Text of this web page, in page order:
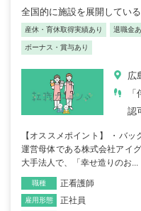
全国的に施設を展開してい
産休・育休取得実績あり 退職金
ボーナス・賞与あり
広
認
【オススメポイント】 ・バ
運営母体である株式会社アイ
大手法人で、「幸せ造りのお...
職種 正看護師
雇用形態 正社員